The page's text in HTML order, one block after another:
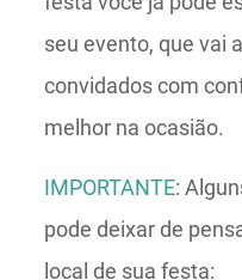
seu evento, que vai
convidados com
melhor na ocasião.
IMPORTANTE:
pode deixar de
local de sua festa: